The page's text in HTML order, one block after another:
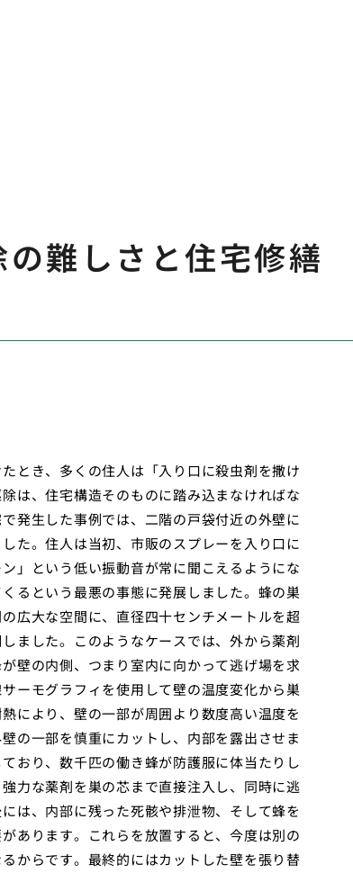
難しさと住宅修繕
とき、多くの住人は「入り口に殺虫剤を撒け
は、住宅構造そのものに踏み込まなければな
発生した事例では、二階の戸袋付近の外壁に
た。住人は当初、市販のスプレーを入り口に
」という低い振動音が常に聞こえるようにな
るという最悪の事態に発展しました。蜂の巣
広大な空間に、直径四十センチメートルを超
ました。このようなケースでは、外から薬剤
壁の内側、つまり室内に向かって逃げ場を求
ーモグラフィを使用して壁の温度変化から巣
により、壁の一部が周囲より数度高い温度を
の一部を慎重にカットし、内部を露出させま
おり、数千匹の働き蜂が防護服に体当たりし
力な薬剤を巣の芯まで直接注入し、同時に逃
は、内部に残った死骸や排泄物、そして蜂を
あります。これらを放置すると、今度は別の
からです。最終的にはカットした壁を張り替